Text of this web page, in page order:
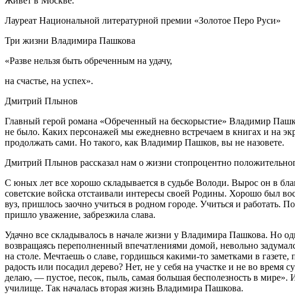
Лауреат Национальной литературной премии «Золотое Перо Руси»
Три жизни Владимира Пашкова
«Разве нельзя быть обреченным на удачу,
на счастье, на успех».
Дмитрий Плынов
Главный герой романа «Обреченный на бескорыстие» Владимир
не было. Каких персонажей мы ежедневно встречаем в книгах и на
продолжать сами. Но такого, как Владимир Пашков, вы не назовете.
Дмитрий Плынов рассказал нам о жизни стопроцентно
С юных лет все хорошо складывается в судьбе Володи. Вырос он в
советские войска отстаивали интересы своей Родины. Хорошо был
вуз, пришлось заочно учиться в родном городе. Учиться и работать.
пришло уважение, забрезжила слава.
Удачно все складывалось в начале жизни у Владимира Пашкова. Но
возвращаясь переполненный впечатлениями домой, невольно
на столе. Мечтаешь о славе, гордишься какими-то заметками в
радость или посадил дерево? Нет, не у себя на участке и не во
делаю, — пустое, песок, пыль, самая большая бесполезность в
училище. Так началась вторая жизнь Владимира Пашкова.